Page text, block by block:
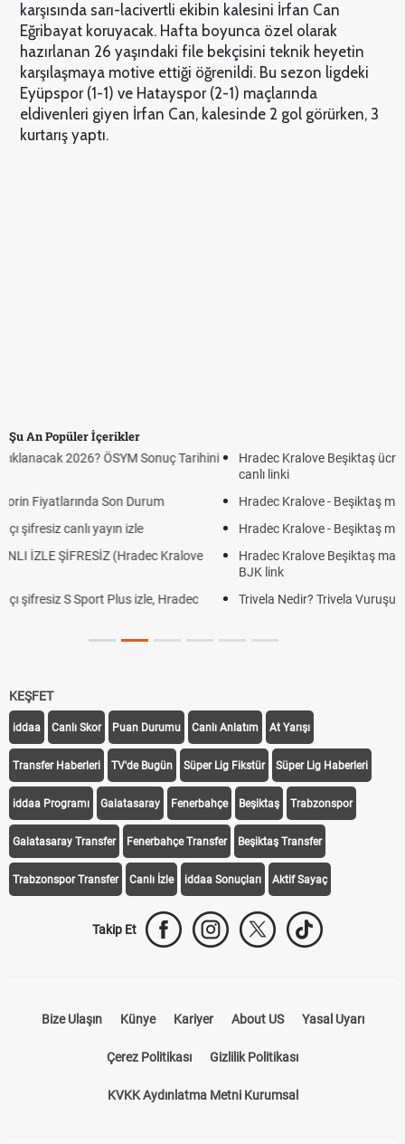
karşısında sarı-lacivertli ekibin kalesini İrfan Can
Eğribayat koruyacak. Hafta boyunca özel olarak
hazırlanan 26 yaşındaki file bekçisini teknik heyetin
karşılaşmaya motive ettiği öğrenildi. Bu sezon ligdeki
Eyüpspor (1-1) ve Hatayspor (2-1) maçlarında
eldivenleri giyen İrfan Can, kalesinde 2 gol görürken, 3
kurtarış yaptı.
Şu An Popüler İçerikler
Hradec Kralove Beşiktaş ücretsiz izle, Hradec Kralove BJK maçı
Hradec Kralove - Beşiktaş maçı şifresiz izle canlı S Sport Plus linki
Hradec Kralove - Beşiktaş maçı şifresiz izle canlı tv100 linki
Hradec Kralove Beşiktaş maçı şifresiz tv100 izle, Hradec Kralove
Trivela Nedir? Trivela Vuruşu Nasıl Yapılır?
iddaa Canlı Skor Puan Durumu Canlı Anlatım At Yarışı
Transfer Haberleri TV'de Bugün Süper Lig Fikstür Süper Lig Haberleri
iddaa Programı Galatasaray Fenerbahçe Beşiktaş Trabzonspor
Galatasaray Transfer Fenerbahçe Transfer Beşiktaş Transfer
Trabzonspor Transfer Canlı İzle iddaa Sonuçları Aktif Sayaç